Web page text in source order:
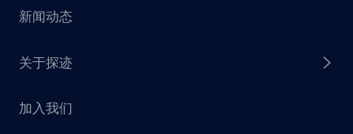
探迹 AI 触达
探迹 AI CRM
赋能计划
销售干货
探迹大数据研究院
新闻动态
关于探迹
企业介绍
加入我们